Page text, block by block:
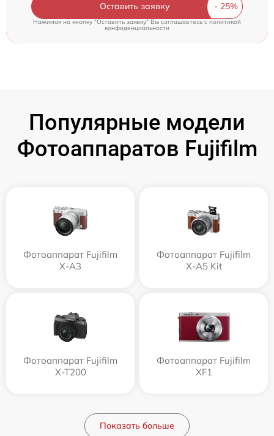
Оставить заявку
Нажимая на кнопку "Оставить заявку" Вы соглашаетесь c политикой
конфиденциальности
Популярные модели
Фотоаппаратов Fujifilm
Фотоаппарат Fujifilm
X-A3
Фотоаппарат Fujifilm
X-A5 Kit
Фотоаппарат Fujifilm
X-T200
Фотоаппарат Fujifilm
XF1
Показать больше